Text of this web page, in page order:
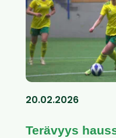
20.02.2026
Terävyys